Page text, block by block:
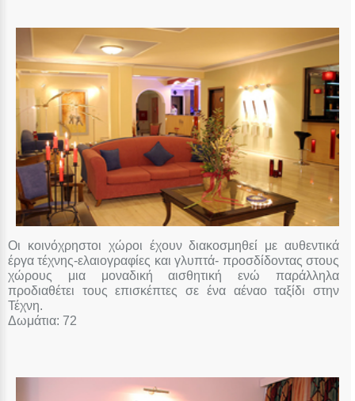
Οι κοινόχρηστοι χώροι έχουν διακοσμηθεί με αυθεντικά
έργα τέχνης-ελαιογραφίες και γλυπτά- προσδίδοντας στους
χώρους μια μοναδική αισθητική ενώ παράλληλα
προδιαθέτει τους επισκέπτες σε ένα αέναο ταξίδι στην
Τέχνη.
Δωμάτια: 72